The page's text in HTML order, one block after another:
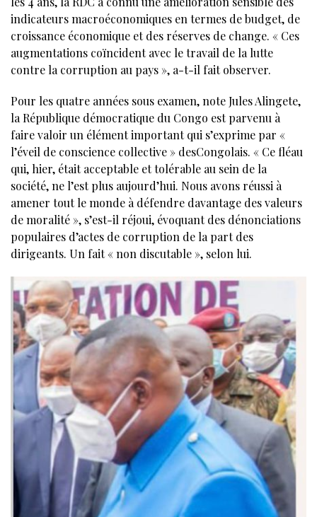
indicateurs macroéconomiques en termes de budget, de
croissance économique et des réserves de change. « Ces
augmentations coïncident avec le travail de la lutte
contre la corruption au pays », a-t-il fait observer.
Pour les quatre années sous examen, note Jules Alingete,
la République démocratique du Congo est parvenu à
faire valoir un élément important qui s’exprime par «
l’éveil de conscience collective » desCongolais. « Ce fléau
qui, hier, était acceptable et tolérable au sein de la
société, ne l’est plus aujourd’hui. Nous avons réussi à
amener tout le monde à défendre davantage des valeurs
de moralité », s’est-il réjoui, évoquant des dénonciations
populaires d’actes de corruption de la part des
dirigeants. Un fait « non discutable », selon lui.